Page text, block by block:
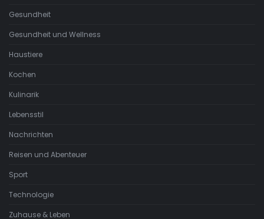
Gesundheit
Gesundheit und Wellness
Haustiere
Kochen
Kulinarik
Lebensstil
Nachrichten
Reisen und Abenteuer
Sport
Technologie
Zuhause & Leben